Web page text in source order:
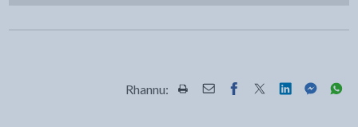
Rhannu: Rhannwch y dudalen hon wrth
Rhannwch y dudalen hon
Rhannwch y dudalen
Rhannwch y
Rhannwch y